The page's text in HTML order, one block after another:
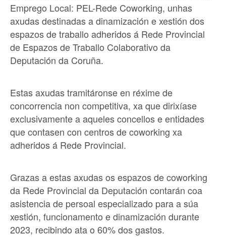
Emprego Local: PEL-Rede Coworking, unhas
axudas destinadas a dinamización e xestión dos
espazos de traballo adheridos á Rede Provincial
de Espazos de Traballo Colaborativo da
Deputación da Coruña.
Estas axudas tramitáronse en réxime de
concorrencia non competitiva, xa que dirixíase
exclusivamente a aqueles concellos e entidades
que contasen con centros de coworking xa
adheridos á Rede Provincial.
Grazas a estas axudas os espazos de coworking
da Rede Provincial da Deputación contarán coa
asistencia de persoal especializado para a súa
xestión, funcionamento e dinamización durante
2023, recibindo ata o 60% dos gastos.